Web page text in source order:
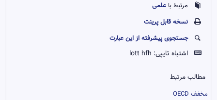
مرتبط باعلمی
نسخه قابل پرينت
جستجوی پیشرفته از این عبارت
اشتباه تایپی: lott hfh
مطالب مرتبط
مخفف OECD